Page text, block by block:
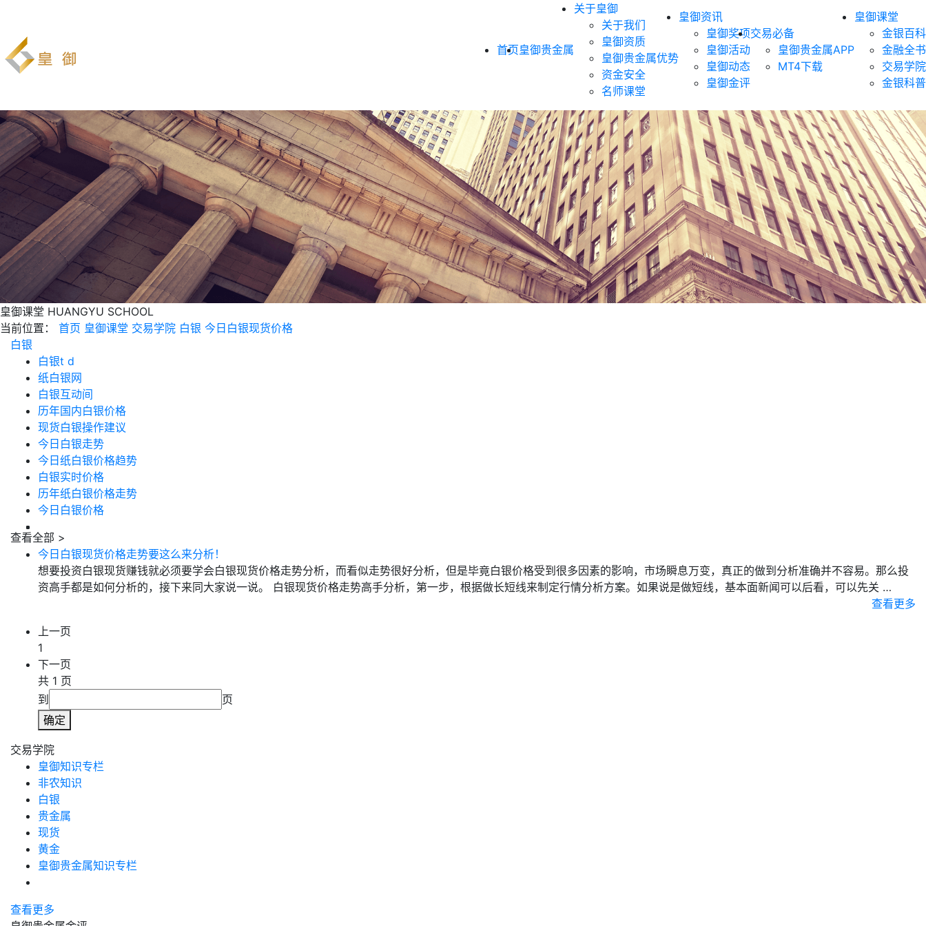
首页皇御贵金属
关于皇御
关于我们
皇御资质
皇御贵金属优势
资金安全
名师课堂
皇御资讯
皇御奖项
皇御活动
皇御动态
皇御金评
交易必备
皇御贵金属APP
MT4下载
皇御课堂
金银百科
金融全书
交易学院
金银科普
皇御课堂 HUANGYU SCHOOL
当前位置：
首页 皇御课堂 交易学院 白银 今日白银现货价格
白银
白银t d
纸白银网
白银互动间
历年国内白银价格
现货白银操作建议
今日白银走势
今日纸白银价格趋势
白银实时价格
历年纸白银价格走势
今日白银价格
查看全部 >
今日白银现货价格走势要这么来分析！
想要投资白银现货赚钱就必须要学会白银现货价格走势分析，而看似走势很好分析，但是毕竟白银价格受到很多因素的影响，市场瞬息万变，真正的做到分析准确并不容易。那么投
资高手都是如何分析的，接下来同大家说一说。 白银现货价格走势高手分析，第一步，根据做长短线来制定行情分析方案。如果说是做短线，基本面新闻可以后看，可以先关 …
查看更多
上一页
1
下一页
共 1 页
到
页
确定
交易学院
皇御知识专栏
非农知识
白银
贵金属
现货
黄金
皇御贵金属知识专栏
查看更多